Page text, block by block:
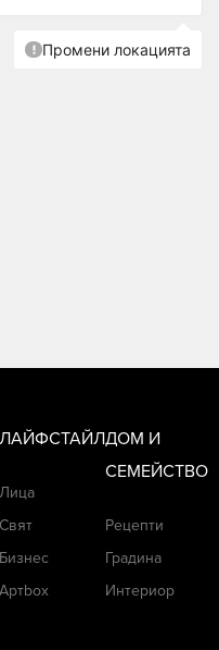
ЛАЙФСТАЙЛ
Лица
Свят
Бизнес
Артbox
ДОМ И
СЕМЕЙСТВО
Рецепти
Градина
Интериор